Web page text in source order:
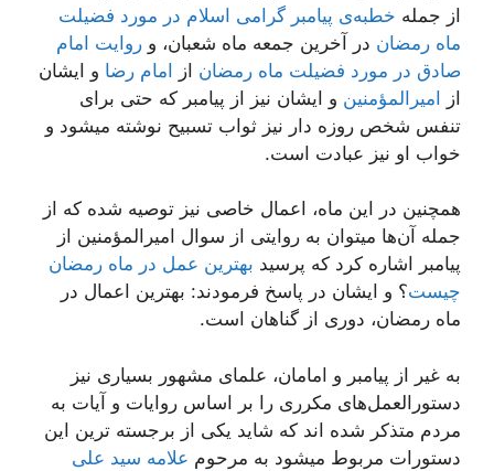
از جمله خطبه‌ی پیامبر گرامی اسلام در مورد فضیلت
ماه رمضان در آخرین جمعه ماه شعبان، و روایت امام
صادق در مورد فضیلت ماه رمضان از امام رضا و ایشان
از امیرالمؤمنین و ایشان نیز از پیامبر که حتی برای
تنفس شخص روزه دار نیز ثواب تسبیح نوشته میشود و
خواب او نیز عبادت است.
همچنین در این ماه، اعمال خاصی نیز توصیه شده که از
جمله آن‌ها میتوان به روایتی از سوال امیرالمؤمنین از
پیامبر اشاره کرد که پرسید بهترین عمل در ماه رمضان
چیست؟ و ایشان در پاسخ فرمودند: بهترین اعمال در
ماه رمضان، دوری از گناهان است.
به غیر از پیامبر و امامان، علمای مشهور بسیاری نیز
دستورالعمل‌های مکرری را بر اساس روایات و آیات به
مردم متذکر شده اند که شاید یکی از برجسته ترین این
دستورات مربوط میشود به مرحوم علامه سید علی